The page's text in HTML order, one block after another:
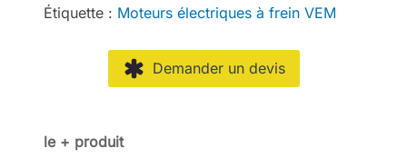
Étiquette : Moteurs électriques à frein VEM
Demander un devis
le + produit